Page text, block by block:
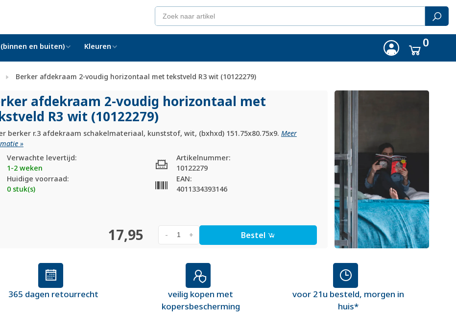
en buiten) Kleuren 0
Berker afdekraam 2-voudig horizontaal met tekstveld R3 wit (10122279)
afdekraam 2-voudig horizontaal met
R3 wit (10122279)
berker r.3 afdekraam schakelmateriaal, kunststof, wit, (bxhxd) 151.75x80.75x9. Meer
»
Verwachte levertijd:
1-2 weken
Huidige voorraad:
0 stuk(s)
Artikelnummer:
10122279
EAN:
4011334393146
17,95 +
- Bestel
365 dagen retourrecht
veilig kopen met
kopersbescherming
voor 21u besteld, morgen in
huis*